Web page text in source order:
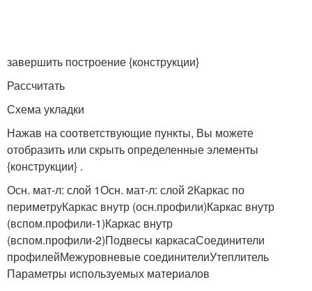
завершить построение {конструкции}
Рассчитать
Схема укладки
Нажав на соответствующие пункты, Вы можете
отобразить или скрыть определенные элементы
{конструкции} .
Осн. мат-л: слой 1Осн. мат-л: слой 2Каркас по
периметруКаркас внутр (осн.профили)Каркас внутр
(вспом.профили-1)Каркас внутр
(вспом.профили-2)Подвесы каркасаСоединители
профилейМежуровневые соединителиУтеплитель
Параметры используемых материалов